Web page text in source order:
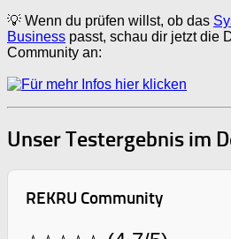
💡 Wenn du prüfen willst, ob das
Business passt, schau dir jetzt die
Community an:
Unser Testergebnis im
REKRU Community